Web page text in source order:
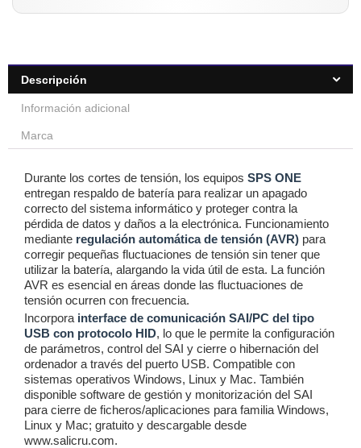
Descripción
Información adicional
Marca
Durante los cortes de tensión, los equipos SPS ONE
entregan respaldo de batería para realizar un apagado
correcto del sistema informático y proteger contra la
pérdida de datos y daños a la electrónica. Funcionamiento
mediante regulación automática de tensión (AVR) para
corregir pequeñas fluctuaciones de tensión sin tener que
utilizar la batería, alargando la vida útil de esta. La función
AVR es esencial en áreas donde las fluctuaciones de
tensión ocurren con frecuencia.
Incorpora interface de comunicación SAI/PC del tipo
USB con protocolo HID, lo que le permite la configuración
de parámetros, control del SAI y cierre o hibernación del
ordenador a través del puerto USB. Compatible con
sistemas operativos Windows, Linux y Mac. También
disponible software de gestión y monitorización del SAI
para cierre de ficheros/aplicaciones para familia Windows,
Linux y Mac; gratuito y descargable desde
www.salicru.com.